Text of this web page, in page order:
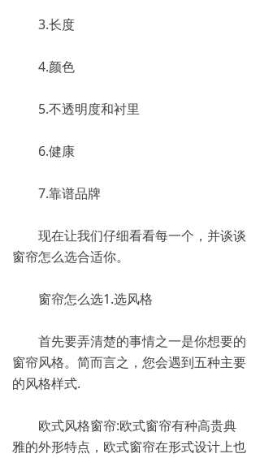
3.长度
4.颜色
5.不透明度和衬里
6.健康
7.靠谱品牌
现在让我们仔细看看每一个，并谈谈
窗帘怎么选合适你。
窗帘怎么选1.选风格
首先要弄清楚的事情之一是你想要的
窗帘风格。简而言之，您会遇到五种主要
的风格样式.
欧式风格窗帘:欧式窗帘有种高贵典
雅的外形特点，欧式窗帘在形式设计上也